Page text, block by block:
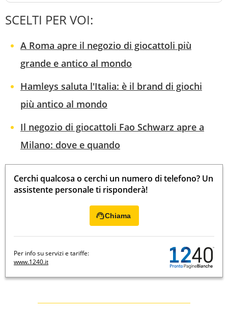
SCELTI PER VOI:
A Roma apre il negozio di giocattoli più
grande e antico al mondo
Hamleys saluta l'Italia: è il brand di giochi
più antico al mondo
Il negozio di giocattoli Fao Schwarz apre a
Milano: dove e quando
Cerchi qualcosa o cerchi un numero di telefono? Un
assistente personale ti risponderà!
Chiama
Per info su servizi e tariffe:
www.1240.it